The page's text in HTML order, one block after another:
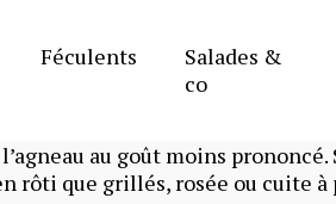
Féculents
Salades &
co
Agneau
au goût moins
rôti que grillés, rosée ou cuite à